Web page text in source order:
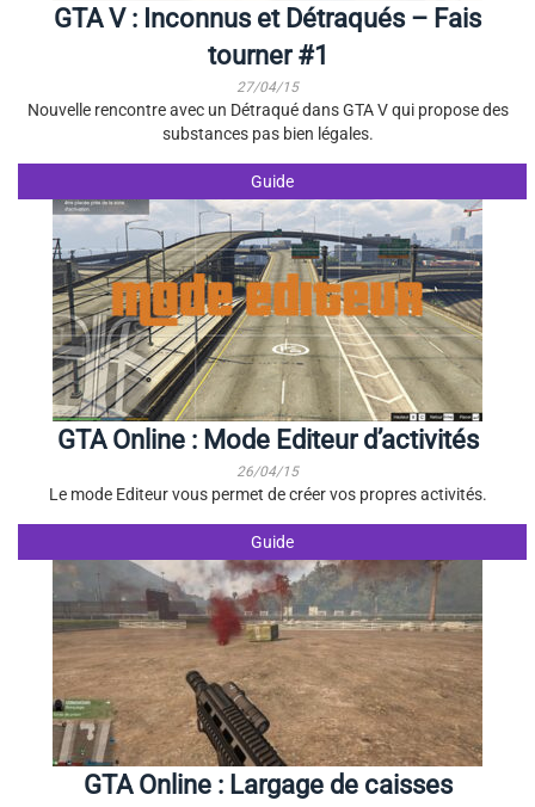
GTA V : Inconnus et Détraqués – Fais
tourner #1
27/04/15
Nouvelle rencontre avec un Détraqué dans GTA V qui propose des
substances pas bien légales.
Guide
GTA Online : Mode Editeur d’activités
26/04/15
Le mode Editeur vous permet de créer vos propres activités.
Guide
GTA Online : Largage de caisses